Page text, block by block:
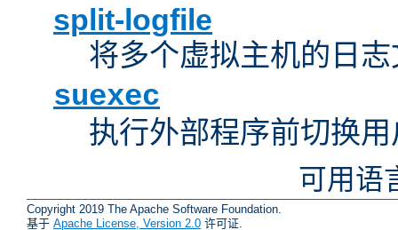
split-logfile
将多个虚拟主机的日
suexec
执行外部程序前切换
可用语
Copyright 2019 The Apache Software Foundation.
基于 Apache License, Version 2.0 许可证.